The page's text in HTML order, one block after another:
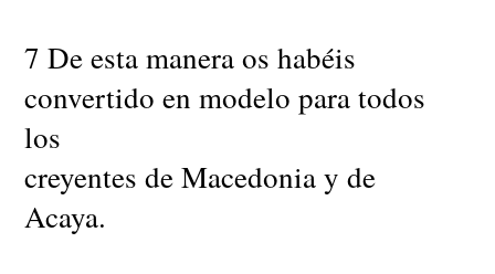
7 De esta manera os habéis
convertido en modelo para todos
los
creyentes de Macedonia y de
Acaya.